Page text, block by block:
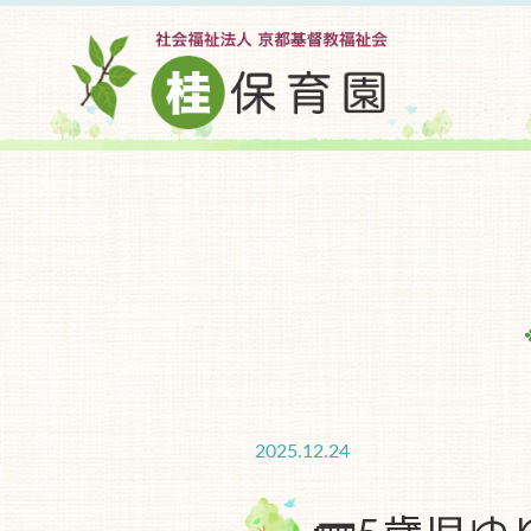
2025.12.24